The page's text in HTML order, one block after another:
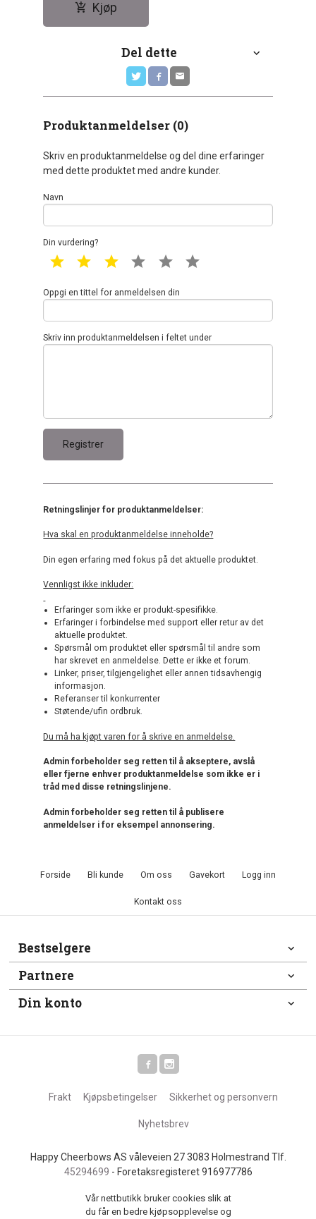
Kjøp
Del dette
Produktanmeldelser (0)
Skriv en produktanmeldelse og del dine erfaringer
med dette produktet med andre kunder.
Navn
Din vurdering?
1 star 2 star 3 star 4 star 5 star
Oppgi en tittel for anmeldelsen din
Skriv inn produktanmeldelsen i feltet under
Retningslinjer for produktanmeldelser:
Hva skal en produktanmeldelse inneholde?
Din egen erfaring med fokus på det aktuelle produktet.
Vennligst ikke inkluder:
Erfaringer som ikke er produkt-spesifikke.
Erfaringer i forbindelse med support eller retur av det
aktuelle produktet.
Spørsmål om produktet eller spørsmål til andre som
har skrevet en anmeldelse. Dette er ikke et forum.
Linker, priser, tilgjengelighet eller annen tidsavhengig
informasjon.
Referanser til konkurrenter
Støtende/ufin ordbruk.
Du må ha kjøpt varen for å skrive en anmeldelse.
Admin forbeholder seg retten til å akseptere, avslå
eller fjerne enhver produktanmeldelse som ikke er i
tråd med disse retningslinjene.
Admin forbeholder seg retten til å publisere
anmeldelser i for eksempel annonsering.
Forside Bli kunde Om oss Gavekort Logg inn
Kontakt oss
Bestselgere
Partnere
Din konto
Frakt Kjøpsbetingelser Sikkerhet og personvern
Nyhetsbrev
Happy Cheerbows AS våleveien 27 3083 Holmestrand Tlf.
45294699 - Foretaksregisteret 916977786
Vår nettbutikk bruker cookies slik at
du får en bedre kjøpsopplevelse og